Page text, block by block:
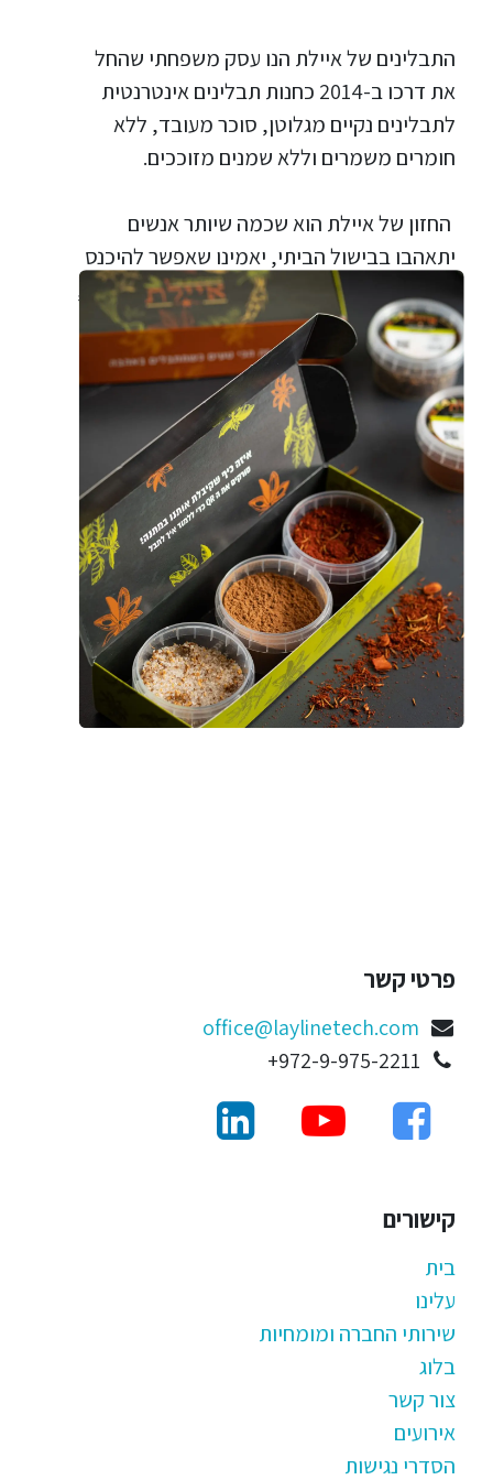
התבלינים של איילת הנו עסק משפחתי שהחל
את דרכו ב-2014 כחנות תבלינים אינטרנטית
לתבלינים נקיים מגלוטן, סוכר מעובד, ללא
חומרים משמרים וללא שמנים מזוככים.
החזון של איילת הוא שכמה שיותר אנשים
יתאהבו בבישול הביתי, יאמינו שאפשר להיכנס
למטבח הביתי ולבשל אוכל טעים ומזין, בקלות,
בפשטות ובהנאה – גם ללא ניסיון קולינארי.
פרטי קשר
office@laylinetech.com
972-9-975-2211+
קישורים
בית
עלינו
שירותי החברה ומומחיות
בלוג
צור קשר
אירועים
הסדרי נגישות